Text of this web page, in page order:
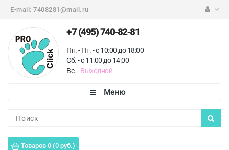
E-mail: 7408281@mail.ru
+7 (495) 740-82-81
Пн. - Пт. - с 10:00 до 18:00
Сб. - с 11:00 до 14:00
Вс. -Выходной
Товаров 0 (0 руб.)
Пороги для пола